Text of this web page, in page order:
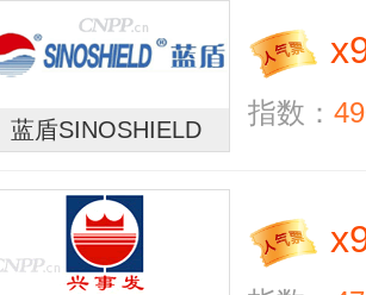
蓝盾SINOSHIELD
x
指数：
x